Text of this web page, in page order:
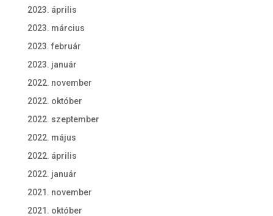
2023. április
2023. március
2023. február
2023. január
2022. november
2022. október
2022. szeptember
2022. május
2022. április
2022. január
2021. november
2021. október